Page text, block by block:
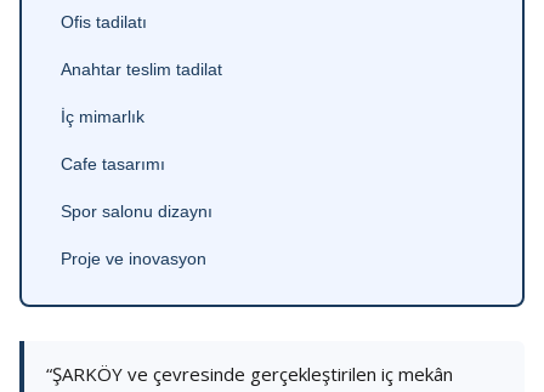
Ofis tadilatı
Anahtar teslim tadilat
İç mimarlık
Cafe tasarımı
Spor salonu dizaynı
Proje ve inovasyon
“ŞARKÖY ve çevresinde gerçekleştirilen iç mekân